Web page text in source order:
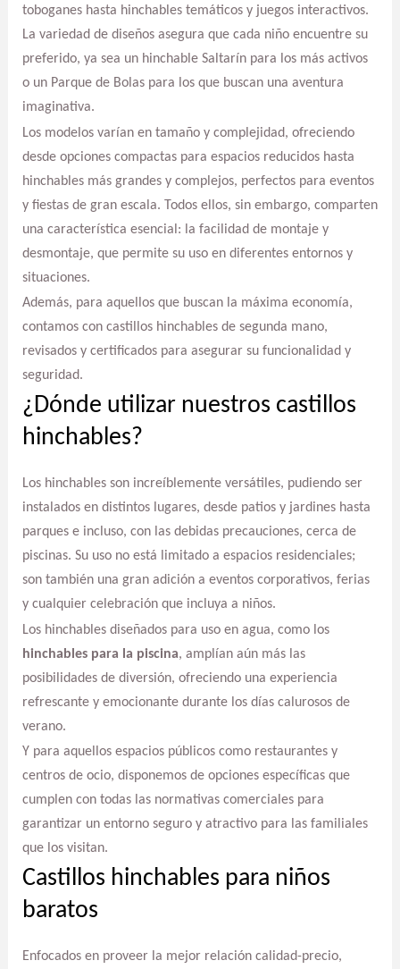
toboganes hasta hinchables temáticos y juegos interactivos.
La variedad de diseños asegura que cada niño encuentre su
preferido, ya sea un hinchable Saltarín para los más activos
o un Parque de Bolas para los que buscan una aventura
imaginativa.
Los modelos varían en tamaño y complejidad, ofreciendo
desde opciones compactas para espacios reducidos hasta
hinchables más grandes y complejos, perfectos para eventos
y fiestas de gran escala. Todos ellos, sin embargo, comparten
una característica esencial: la facilidad de montaje y
desmontaje, que permite su uso en diferentes entornos y
situaciones.
Además, para aquellos que buscan la máxima economía,
contamos con castillos hinchables de segunda mano,
revisados y certificados para asegurar su funcionalidad y
seguridad.
¿Dónde utilizar nuestros castillos
hinchables?
Los hinchables son increíblemente versátiles, pudiendo ser
instalados en distintos lugares, desde patios y jardines hasta
parques e incluso, con las debidas precauciones, cerca de
piscinas. Su uso no está limitado a espacios residenciales;
son también una gran adición a eventos corporativos, ferias
y cualquier celebración que incluya a niños.
Los hinchables diseñados para uso en agua, como los
hinchables para la piscina, amplían aún más las
posibilidades de diversión, ofreciendo una experiencia
refrescante y emocionante durante los días calurosos de
verano.
Y para aquellos espacios públicos como restaurantes y
centros de ocio, disponemos de opciones específicas que
cumplen con todas las normativas comerciales para
garantizar un entorno seguro y atractivo para las familiales
que los visitan.
Castillos hinchables para niños
baratos
Enfocados en proveer la mejor relación calidad-precio,